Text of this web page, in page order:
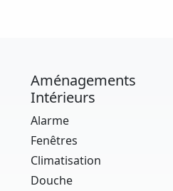
Aménagements
Intérieurs
Alarme
Fenêtres
Climatisation
Douche